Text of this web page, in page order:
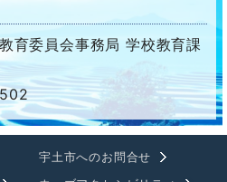
育委員会事務局 学校教育課
宇土市へのお問合せ